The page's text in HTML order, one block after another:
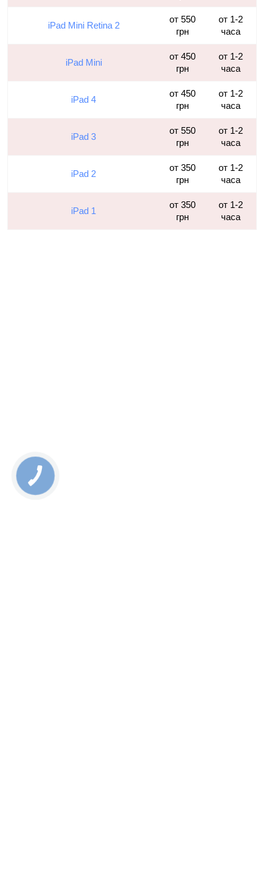
iPad Mini Retina 2
от 550
грн
от 1-2
часа
iPad Mini
от 450
грн
от 1-2
часа
iPad 4
от 450
грн
от 1-2
часа
iPad 3
от 550
грн
от 1-2
часа
iPad 2
от 350
грн
от 1-2
часа
iPad 1
от 350
грн
от 1-2
часа
КНОПКА
СВЯЗИ